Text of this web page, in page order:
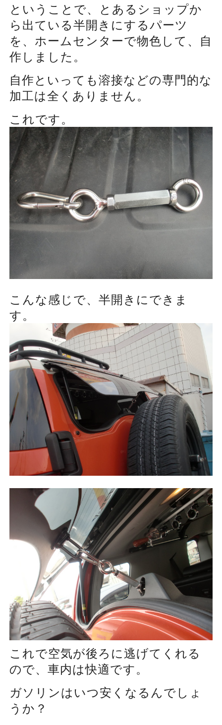
ということで、とあるショップか
ら出ている半開きにするパーツ
を、ホームセンターで物色して、自
作しました。
自作といっても溶接などの専門的な
加工は全くありません。
これです。
こんな感じで、半開きにできま
す。
これで空気が後ろに逃げてくれる
ので、車内は快適です。
ガソリンはいつ安くなるんでしょ
うか？